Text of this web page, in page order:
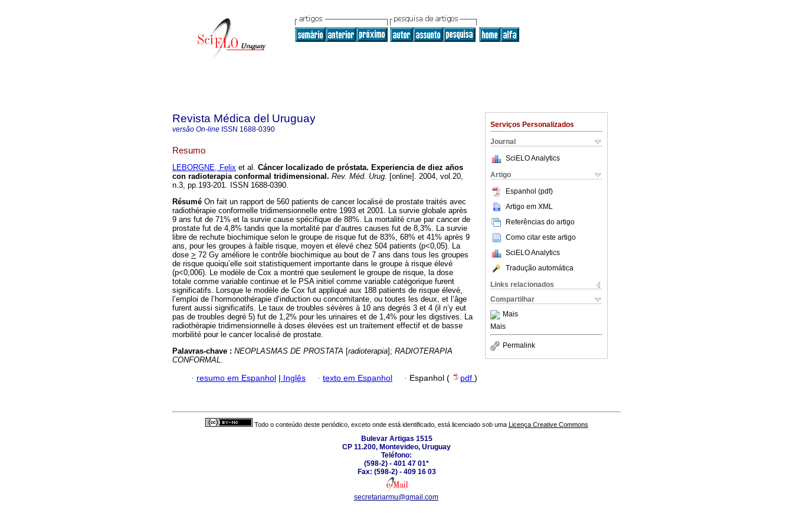
Serviços Personalizados
Journal
SciELO Analytics
Artigo
Espanhol (pdf)
Artigo em XML
Referências do artigo
Como citar este artigo
SciELO Analytics
Tradução automática
Links relacionados
Compartilhar
Mais
Mais
Permalink
Revista Médica del Uruguay
versão On-line ISSN 1688-0390
Resumo
LEBORGNE, Felix et al. Cáncer localizado de próstata. Experiencia de diez años
con radioterapia conformal tridimensional . Rev. Méd. Urug. [online]. 2004, vol.20,
n.3, pp.193-201. ISSN 1688-0390.
Résumé On fait un rapport de 560 patients de cancer localisé de prostate traités avec
radiothérapie conformelle tridimensionnelle entre 1993 et 2001. La survie globale après
9 ans fut de 71% et la survie cause spécifique de 88%. La mortalité crue par cancer de
prostate fut de 4,8% tandis que la mortalité par d’autres causes fut de 8,3%. La survie
libre de rechute biochimique selon le groupe de risque fut de 83%, 68% et 41% après 9
ans, pour les groupes à faible risque, moyen et élevé chez 504 patients (p<0,05). La
dose > 72 Gy améliore le contrôle biochimique au bout de 7 ans dans tous les groupes
de risque quoiqu’elle soit statistiquement importante dans le groupe à risque élevé
(p<0,006). Le modèle de Cox a montré que seulement le groupe de risque, la dose
totale comme variable continue et le PSA initiel comme variable catégorique furent
significatifs. Lorsque le modèle de Cox fut appliqué aux 188 patients de risque élevé,
l’emploi de l’hormonothérapie d’induction ou concomitante, ou toutes les deux, et l’âge
furent aussi significatifs. Le taux de troubles sévères à 10 ans degrés 3 et 4 (il n’y eut
pas de troubles degré 5) fut de 1,2% pour les urinaires et de 1,4% pour les digstives. La
radiothérapie tridimensionnelle à doses élevées est un traitement effectif et de basse
morbilité pour le cancer localisé de prostate.
Palavras-chave : NEOPLASMAS DE PROSTATA [radioterapia]; RADIOTERAPIA
CONFORMAL.
· resumo em Espanhol | Inglês · texto em Espanhol · Espanhol ( pdf )
Todo o conteúdo deste periódico, exceto onde está identificado, está licenciado sob uma Licença Creative Commons
Bulevar Artigas 1515
CP 11.200, Montevideo, Uruguay
Teléfono:
(598-2) - 401 47 01*
Fax: (598-2) - 409 16 03
secretariarmu@gmail.com